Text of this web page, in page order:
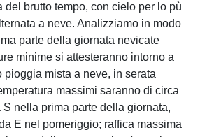
del brutto tempo, con cielo per lo pù
a neve. Analizziamo in modo
parte della giornata nevicate
minime si attesteranno intorno a
pioggia mista a neve, in serata
massimi saranno di circa
S nella prima parte della giornata,
E nel pomeriggio; raffica massima